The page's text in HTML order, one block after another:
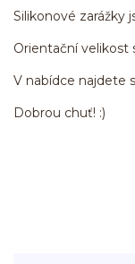
Silikonové zarážky
Orientační velikost
V nabídce najdete
Dobrou chuť! :)